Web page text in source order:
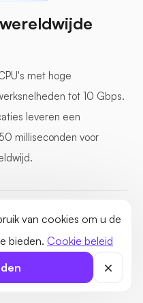
van cookies om u de
bieden. Cookie beleid
met hoge
tot 10 Gbps.
leveren een
milliseconden voor
Gbps netwerk-uplinks